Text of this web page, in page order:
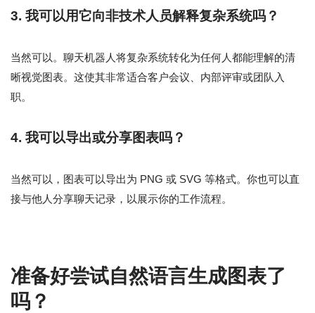
3. 我可以用它向非技术人员解释复杂系统吗？
当然可以。聊天机器人将复杂系统转化为任何人都能理解的清
晰视觉图表。这使其非常适合客户会议、内部评审或团队入
职。
4. 我可以导出或分享图表吗？
当然可以，图表可以导出为 PNG 或 SVG 等格式。你也可以直
接与他人分享聊天记录，以展示你的工作流程。
准备好尝试自然语言生成图表了
吗？